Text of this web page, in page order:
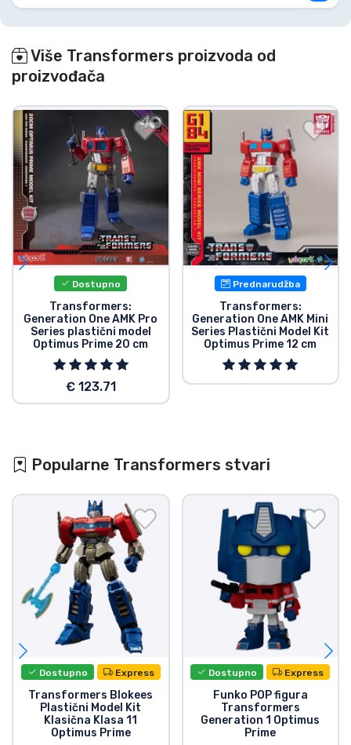
Više Transformers proizvoda od
proizvođača
Dostupno
Transformers:
Generation One AMK Pro
Series plastični model
Optimus Prime 20 cm
€ 123.71
Prednarudžba
Transformers:
Generation One AMK Mini
Series Plastični Model Kit
Optimus Prime 12 cm
Popularne Transformers stvari
Dostupno Express
Transformers Blokees
Plastični Model Kit
Klasična Klasa 11
Optimus Prime
Dostupno Express
Funko POP figura
Transformers
Generation 1 Optimus
Prime